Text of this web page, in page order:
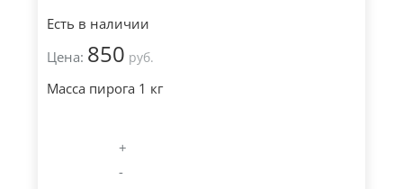
Есть в наличии
Цена: 850 руб.
Масса пирога 1 кг
+
-